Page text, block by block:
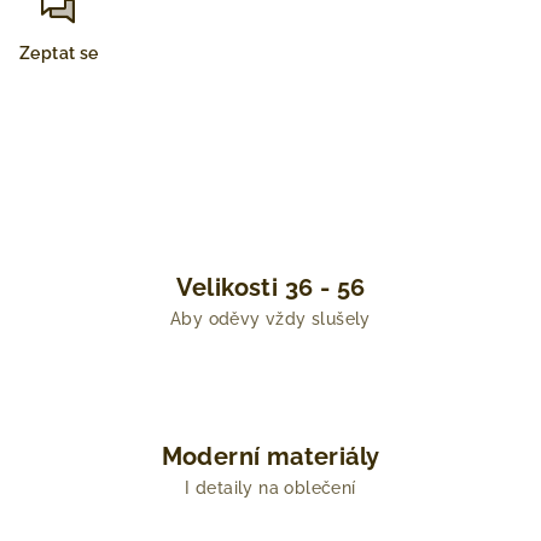
Zeptat se
Velikosti 36 - 56
Aby oděvy vždy slušely
Moderní materiály
I detaily na oblečení